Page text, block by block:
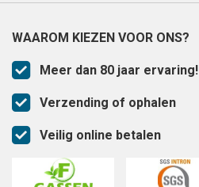
WAAROM KIEZEN VOOR ONS?
Meer dan 80 jaar ervaring!
Verzending of ophalen
Veilig online betalen